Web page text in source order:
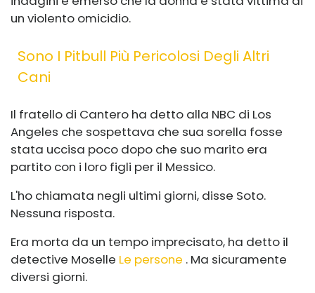
un violento omicidio.
Sono I Pitbull Più Pericolosi Degli Altri
Cani
Il fratello di Cantero ha detto alla NBC di Los
Angeles che sospettava che sua sorella fosse
stata uccisa poco dopo che suo marito era
partito con i loro figli per il Messico.
L'ho chiamata negli ultimi giorni, disse Soto.
Nessuna risposta.
Era morta da un tempo imprecisato, ha detto il
detective Moselle Le persone . Ma sicuramente
diversi giorni.